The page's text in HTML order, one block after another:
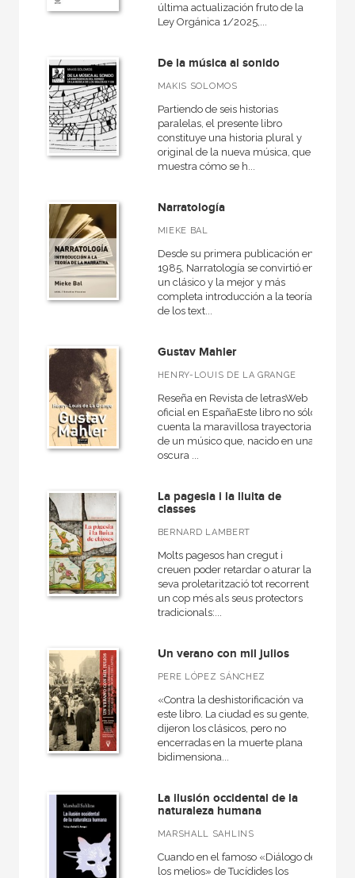
última actualización fruto de la
Ley Orgánica 1/2025,...
De la música al sonido
MAKIS SOLOMOS
Partiendo de seis historias
paralelas, el presente libro
constituye una historia plural y
original de la nueva música, que
muestra cómo se h...
Narratología
MIEKE BAL
Desde su primera publicación en
1985, Narratología se convirtió en
un clásico y la mejor y más
completa introducción a la teoría
de los text...
Gustav Mahler
HENRY-LOUIS DE LA GRANGE
Reseña en Revista de letrasWeb
oficial en EspañaEste libro no sólo
cuenta la maravillosa trayectoria
de un músico que, nacido en una
oscura ...
La pagesia i la lluita de
classes
BERNARD LAMBERT
Molts pagesos han cregut i
creuen poder retardar o aturar la
seva proletarització tot recorrent
un cop més als seus protectors
tradicionals:...
Un verano con mil julios
PERE LÓPEZ SÁNCHEZ
«Contra la deshistorificación va
este libro. La ciudad es su gente,
dijeron los clásicos, pero no
encerradas en la muerte plana
bidimensiona...
La ilusión occidental de la
naturaleza humana
MARSHALL SAHLINS
Cuando en el famoso «Diálogo de
los melios» de Tucídides los